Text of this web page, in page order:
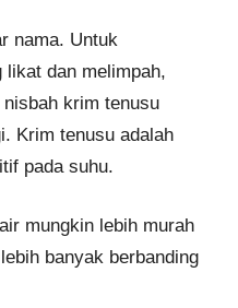
nama. Untuk
likat dan melimpah,
nisbah krim tenusu
Krim tenusu adalah
pada suhu.
mungkin lebih murah
banyak berbanding